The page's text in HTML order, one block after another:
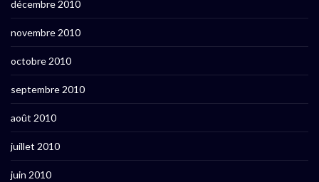
décembre 2010
novembre 2010
octobre 2010
septembre 2010
août 2010
juillet 2010
juin 2010